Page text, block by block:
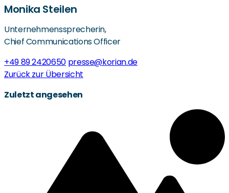
Monika Steilen
Unternehmenssprecherin,
Chief Communications Officer
+49 89 2420650 presse@korian.de
Zurück zur Übersicht
Zuletzt angesehen